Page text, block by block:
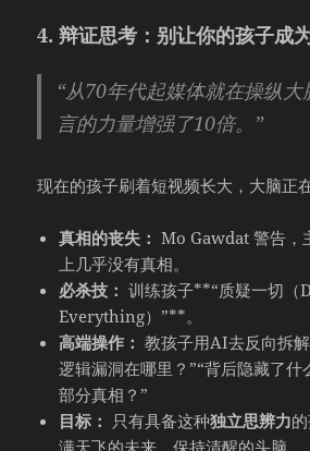
4. 辩证思考：别让你的孩子成
“从70年代起媒体就在操纵
言的力量增强了10倍。”
现在的孩子刷着短视频长大，大脑正
真相的丧失： Mo Gawdat 警告，
上几乎没有真相。
必杀技： 训练孩子**“质疑一切（
Everything）”**。
高端操作： 教孩子用AI去反向拆
逻辑漏洞在哪里？”“背后隐藏了什
部分真相？”
目标： 只有具备这种独立思辨力